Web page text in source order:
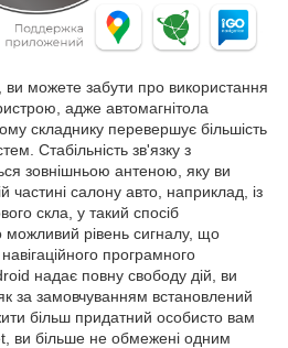
можете забути про використання
адже автомагнітола
складнику перевершує більшість
Стабільність зв'язку з
зовнішньою антеною, яку ви
частині салону авто, наприклад, із
скла, у такий спосіб
можливий рівень сигналу, що
програмного
надає повну свободу дій, ви
за замовчуванням встановлений
більш придатний особисто вам
ви більше не обмежені одним